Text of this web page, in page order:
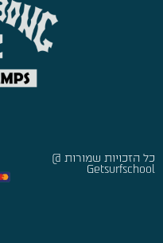
כל הזכויות שמורות @
Getsurfschool